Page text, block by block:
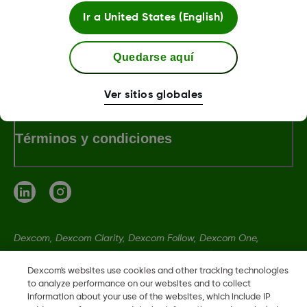
MAT-1084 Rev001
Sobre Dexcom
Términos y condiciones
Dexcom, Dexcom Clarity, Dexcom Follow, Dexcom One,
registradas en EE. UU. y, posiblemente, en otros países.
Dexcom's websites use cookies and other tracking technologies
to analyze performance on our websites and to collect
information about your use of the websites, which include IP
Ir a United States (English)
Quedarse aquí
Ver sitios globales